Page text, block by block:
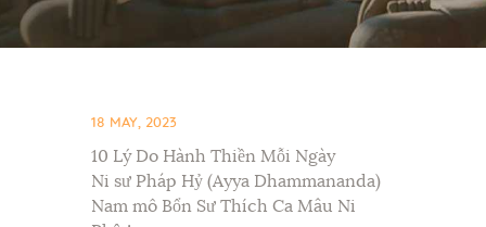
18 MAY, 2023
10 Lý Do Hành Thiền Mỗi Ngày
Ni sư Pháp Hỷ (Ayya Dhammananda)
Nam mô Bổn Sư Thích Ca Mâu Ni